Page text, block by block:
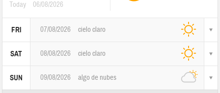
Today 06/08/2026
FRI 07/08/2026 cielo claro
SAT 08/08/2026 cielo claro
SUN 09/08/2026 algo de nubes